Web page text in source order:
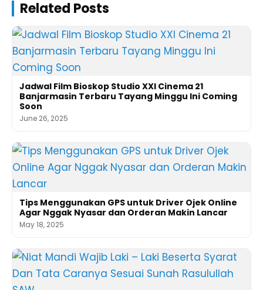
Related Posts
Jadwal Film Bioskop Studio XXI Cinema 21
Banjarmasin Terbaru Tayang Minggu Ini Coming
Soon
June 26, 2025
Tips Menggunakan GPS untuk Driver Ojek Online
Agar Nggak Nyasar dan Orderan Makin Lancar
May 18, 2025